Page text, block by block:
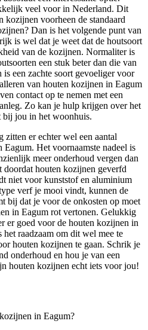
veel voor in Nederland. Dit
kozijnen voorheen de standaard
Dan is het volgende punt van
is wel dat je weet dat de houtsoort
van de kozijnen. Normaliter is
een stuk beter dan die van
een zachte soort gevoeliger voor
van houten kozijnen in Eagum
contact op te nemen met een
Zo kan je hulp krijgen over het
bij jou in het woonhuis.
er echter wel een aantal
Het voornaamste nadeel is
meer onderhoud vergen dan
houten kozijnen geverfd
niet voor kunststof en aluminium
verf je mooi vindt, kunnen de
bij dat je voor de onkosten op moet
in Eagum rot vertonen. Gelukkig
er goed voor de houten kozijnen in
raadzaam om dit wel mee te
houten kozijnen te gaan. Schrik je
onderhoud en hou je van een
houten kozijnen echt iets voor jou!
in Eagum?